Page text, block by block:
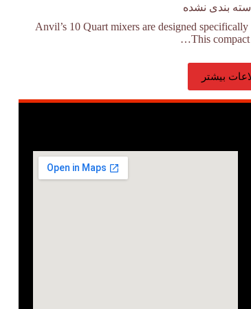
بندی نشده
Anvil’s 10 Quart mixers are designed
This compact
بیشتر